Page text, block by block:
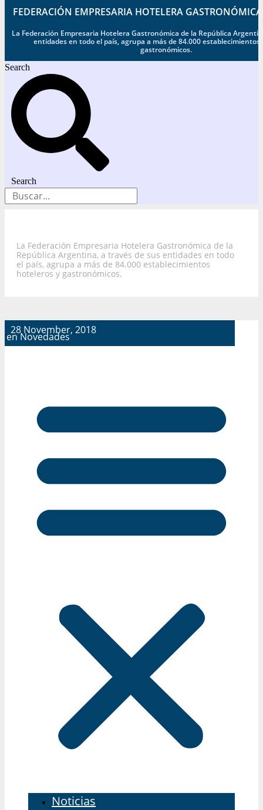
FEDERACIÓN EMPRESARIA HOTELERA
La Federación Empresaria Hotelera Gastronómica de la República
entidades en todo el país, agrupa a más de 84.000 establecimientos
gastronómicos.
Search
Search
La Federación Empresaria Hotelera Gastronómica de la
República Argentina, a través de sus entidades en todo
el país, agrupa a más de 84.000 establecimientos
hoteleros y gastronómicos.
28 November, 2018
enNovedades
Noticias